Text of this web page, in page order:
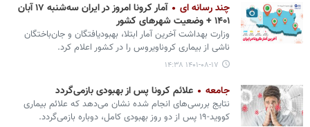
چند رسانه ای
آمار کرونا امروز در ایران سه‌‎شنبه ۱۷ آبان
۱۴۰۱ + وضعیت شهرهای کشور
وزارت بهداشت آخرین آمار ابتلا، بهبودیافتگان و جان‌باختگان
ناشی از بیماری کروناویروس را در کشور اعلام کرد.
۱۴۰۱-۰۸-۱۷ ۱۴:۳۸
جامعه علائم کرونا پس از بهبودی بازمی‌گردد
نتایج بررسی‌های انجام شده نشان می‌دهد که علائم بیماری
کووید-۱۹ پس از دو روز بهبودی کامل، دوباره بازمی‌گردد.